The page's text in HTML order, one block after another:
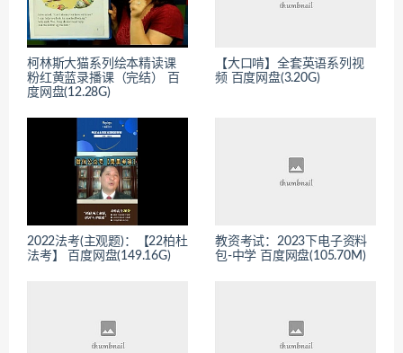
柯林斯大猫系列绘本精读课
粉红黄蓝录播课（完结） 百
度网盘(12.28G)
【大口啃】全套英语系列视
频 百度网盘(3.20G)
2022法考(主观题)：【22柏杜
法考】 百度网盘(149.16G)
教资考试：2023下电子资料
包-中学 百度网盘(105.70M)